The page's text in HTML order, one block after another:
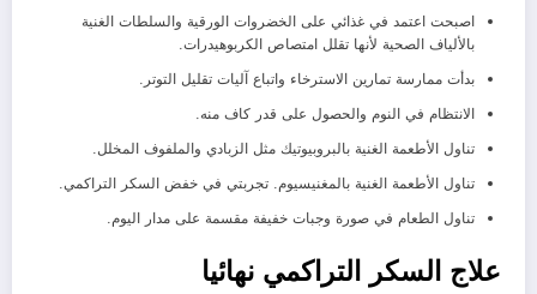
اصبحت اعتمد في غذائي على الخضروات الورقية والسلطات الغنية
بالألياف الصحية لأنها تقلل امتصاص الكربوهيدرات.
بدأت ممارسة تمارين الاسترخاء واتباع آليات تقليل التوتر.
الانتظام في النوم والحصول على قدر كاف منه.
تناول الأطعمة الغنية بالبروبيوتيك مثل الزبادي والملفوف المخلل.
تناول الأطعمة الغنية بالمغنيسيوم. تجربتي في خفض السكر التراكمي.
تناول الطعام في صورة وجبات خفيفة مقسمة على مدار اليوم.
علاج السكر التراكمي نهائيا